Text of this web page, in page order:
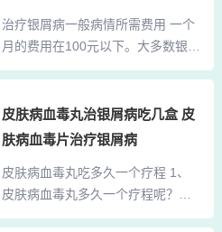
出现人体的削瘦、厌食、容易感冒
等。手指甲凸凹不平是什么...
天自然会消退，就是时间长短不一
样。银屑病病程有的长有的短，一
般情况下要几个月时间，经过治
制住，需要1-2个月。冬天容易加
重，夏天容易减轻。3、在临床上，
以后，多半是可以收到很不错的治
疗效果的，患者在...
治疗银屑病一般病情所需费用 一个
月的费用在100元以下。大多数银屑
病经药物治疗后，就能非常好的控
每个月的治疗费用在200-1000元区
间。重度银屑病则需要住院治疗，
0元。经济条件允许时，可使用目前
最新的生物制剂，价格昂贵，每年
治疗费用在10万元左右。这种病治
皮肤病血毒丸治银屑病吃几盒 皮
肤病血毒片治疗银屑病
皮肤病血毒丸吃多久一个疗程 1、
皮肤病血毒丸多久一个疗程呢？能
长期吃吗？皮肤病血毒丸口服，一